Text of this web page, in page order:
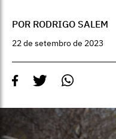
POR RODRIGO SALEM
22 de setembro de 2023